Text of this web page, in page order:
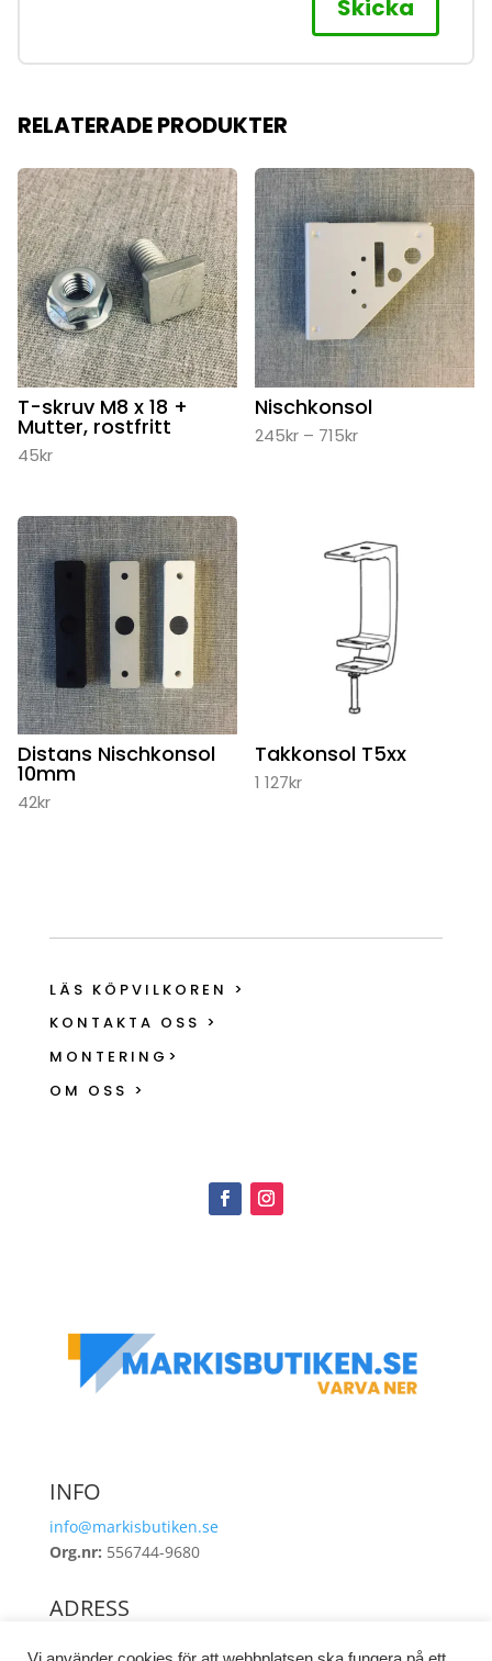
RELATERADE PRODUKTER
T-skruv M8 x 18 +
Mutter, rostfritt
45kr
Nischkonsol
245kr – 715krPrisintervall:
Distans Nischkonsol
10mm
42kr
Takkonsol T5xx
1 127kr
LÄS KÖPVILKOREN >
KONTAKTA OSS >
MONTERING>
OM OSS >
INFO
info@markisbutiken.se
Org.nr: 556744-9680
ADRESS